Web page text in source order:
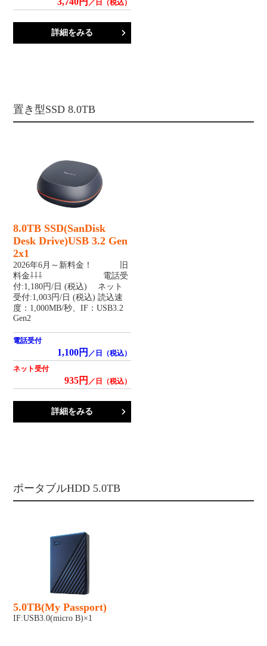
／日（税込）
詳細をみる
置き型SSD 8.0TB
8.0TB SSD(SanDisk
Desk Drive)USB 3.2 Gen
2x1
2026年6月～新料金！ 旧
料金⇩⇩⇩ 電話受
付:1,180円/日 (税込) ネット
受付:1,003円/日 (税込) 読込速
度：1,000MB/秒、IF：USB3.2
Gen2
電話受付
1,100円 ／日（税込）
ネット受付
935円 ／日（税込）
詳細をみる
ポータブルHDD 5.0TB
5.0TB(My Passport)
IF:USB3.0(micro B)×1